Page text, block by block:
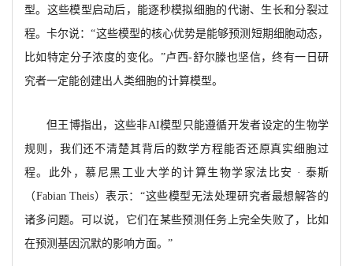
型。这些模型启动后，能逐秒模拟细胞的代谢、生长和分裂过
程。卡尔说：“这些模型的核心优势是能够预测短期细胞动态，
比如特定分子浓度的变化。”卢西-舒尔滕也坚信，终有一日研
究者一定能创建出人类细胞的计算模型。
但王博指出，这些非AI模型只能遵循开发者设定的生物学
规则，我们还不清楚其背后的数学方程能否还原真实细胞过
程。此外，慕尼黑工业大学的计算生物学家法比安 · 泰斯
（Fabian Theis）表示：“这些模型无法处理研究者最想解答的
诸多问题。可以说，它们在某些预测任务上完全失败了，比如
在预测基因沉默的影响方面。”